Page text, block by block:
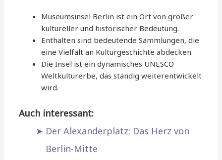
Museumsinsel Berlin ist ein Ort von großer
kultureller und historischer Bedeutung.
Enthalten sind bedeutende Sammlungen, die
eine Vielfalt an Kulturgeschichte abdecken.
Die Insel ist ein dynamisches UNESCO
Weltkulturerbe, das ständig weiterentwickelt
wird.
Auch interessant:
Der Alexanderplatz: Das Herz von
Berlin-Mitte